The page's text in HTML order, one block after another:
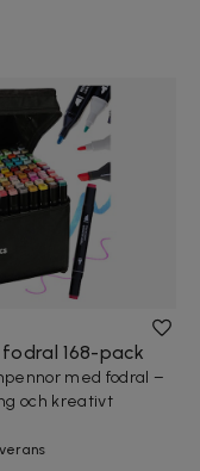
168-pack
med fodral –
och kreativt